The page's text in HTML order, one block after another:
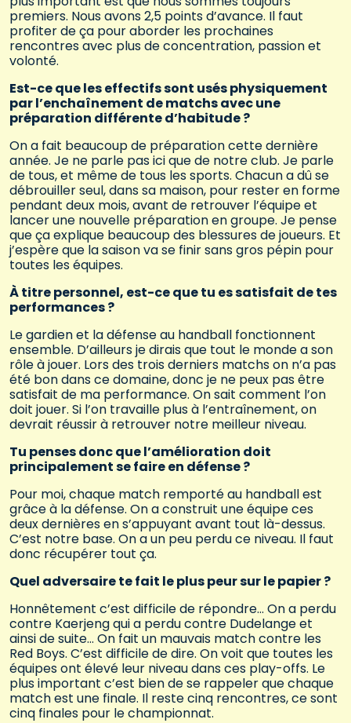
premiers. Nous avons 2,5 points d’avance. Il faut
profiter de ça pour aborder les prochaines
rencontres avec plus de concentration, passion et
volonté.
Est-ce que les effectifs sont usés physiquement
par l’enchaînement de matchs avec une
préparation différente d’habitude ?
On a fait beaucoup de préparation cette dernière
année. Je ne parle pas ici que de notre club. Je parle
de tous, et même de tous les sports. Chacun a dû se
débrouiller seul, dans sa maison, pour rester en forme
pendant deux mois, avant de retrouver l’équipe et
lancer une nouvelle préparation en groupe. Je pense
que ça explique beaucoup des blessures de joueurs. Et
j’espère que la saison va se finir sans gros pépin pour
toutes les équipes.
À titre personnel, est-ce que tu es satisfait de tes
performances ?
Le gardien et la défense au handball fonctionnent
ensemble. D’ailleurs je dirais que tout le monde a son
rôle à jouer. Lors des trois derniers matchs on n’a pas
été bon dans ce domaine, donc je ne peux pas être
satisfait de ma performance. On sait comment l’on
doit jouer. Si l’on travaille plus à l’entraînement, on
devrait réussir à retrouver notre meilleur niveau.
Tu penses donc que l’amélioration doit
principalement se faire en défense ?
Pour moi, chaque match remporté au handball est
grâce à la défense. On a construit une équipe ces
deux dernières en s’appuyant avant tout là-dessus.
C’est notre base. On a un peu perdu ce niveau. Il faut
donc récupérer tout ça.
Quel adversaire te fait le plus peur sur le papier ?
Honnêtement c’est difficile de répondre… On a perdu
contre Kaerjeng qui a perdu contre Dudelange et
ainsi de suite… On fait un mauvais match contre les
Red Boys. C’est difficile de dire. On voit que toutes les
équipes ont élevé leur niveau dans ces play-offs. Le
plus important c’est bien de se rappeler que chaque
match est une finale. Il reste cinq rencontres, ce sont
cinq finales pour le championnat.